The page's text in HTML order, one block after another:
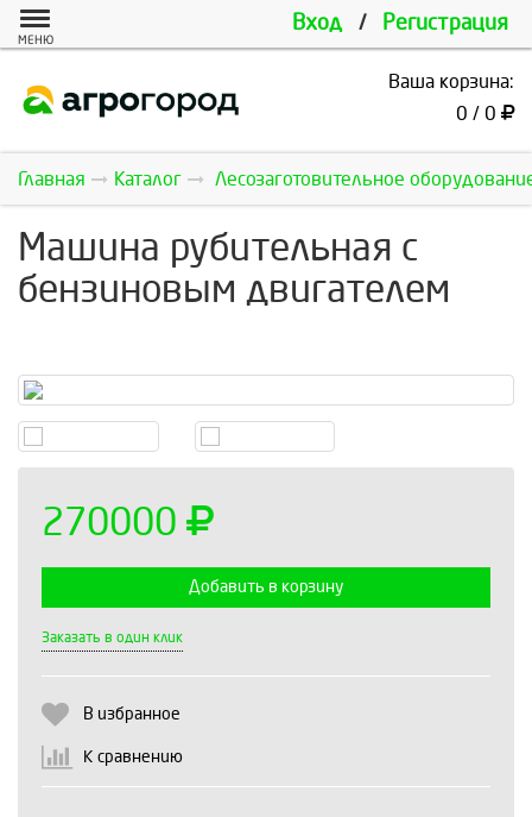
Вход / Регистрация
МЕНЮ
Ваша корзина:
0 / 0
Главная Каталог Лесозаготовительное
Машина рубительная с
бензиновым двигателем
270000
Добавить в корзину
Заказать в один клик
В избранное
К сравнению